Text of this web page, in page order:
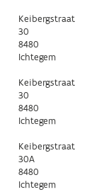
Keibergstraat
30
8480
Ichtegem
Keibergstraat
30
8480
Ichtegem
Keibergstraat
30A
8480
Ichtegem